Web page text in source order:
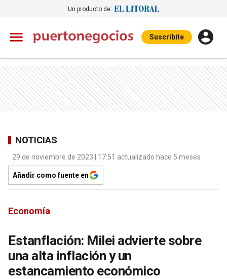
Un producto de:
Suscribite
NOTICIAS
29 de noviembre de 2023 | 17:51 actualizado hace 5 meses
Añadir como fuente en
Economía
Estanflación: Milei advierte sobre
una alta inflación y un
estancamiento económico